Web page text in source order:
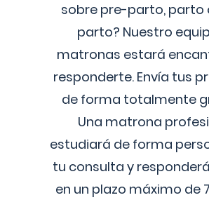
sobre pre-parto, parto
parto? Nuestro
matronas estará
responderte. Envía tus
de forma totalmente
Una matrona
estudiará de forma
tu consulta y
en un plazo máximo de